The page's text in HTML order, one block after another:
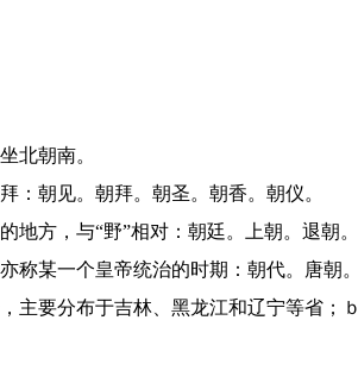
北朝南。
：朝见。朝拜。朝圣。朝香。朝仪。
的地方，与“野”相对：朝廷。上朝。退朝
亦称某一个皇帝统治的时期：朝代。唐朝。
，主要分布于吉林、黑龙江和辽宁等省；